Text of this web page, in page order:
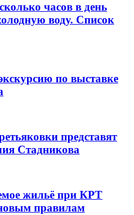
часов в день
воду. Список
по выставке
представят
Стадникова
жильё при КРТ
правилам